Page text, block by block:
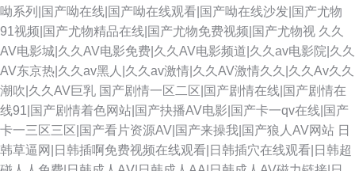
呦系列|国产呦在线|国产呦在线观看|国产呦在线沙发|国产尤物
91视频|国产尤物精品在线|国产尤物免费视频|国产尤物视 久久
AV电影城|久久AV电影免费|久久AV电影频道|久久av电影院|久久
AV东京热|久久av黑人|久久av激情|久久AV激情久久|久久Av久久
潮吹|久久AV巨乳 国产剧情一区二区|国产剧情在线|国产剧情在
线91|国产剧情着色网站|国产抉播AV电影|国产卡一qv在线|国产
卡一三区三区|国产看片资源AV|国产来操我|国产狼人AV网站 日
韩草逼网|日韩插啊免费视频在线观看|日韩插穴在线观看|日韩超